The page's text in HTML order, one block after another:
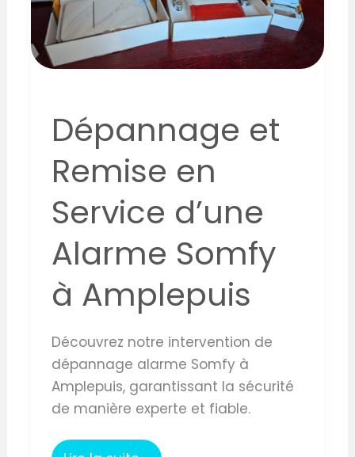
Dépannage et
Remise en
Service d’une
Alarme Somfy
à Amplepuis
Découvrez notre intervention de
dépannage alarme Somfy à
Amplepuis, garantissant la sécurité
de manière experte et fiable.
Alarme
Somfy
à